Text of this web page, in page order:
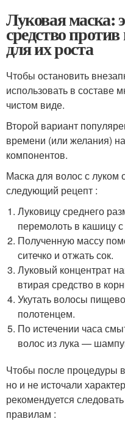
Луковая маска:
средство
для их роста
Чтобы остановить
использовать в составе
чистом виде.
Второй вариант
времени (или желания)
компонентов.
Маска для волос с луком
следующий рецепт :
Луковицу среднего
перемолоть в кашицу
Полученную массу
ситечко и отжать сок.
Луковый концентрат
втирая средство в
Укутать волосы
полотенцем.
По истечении часа
волос из лука —
Чтобы после процедуры
но и не источали
рекомендуется
правилам :